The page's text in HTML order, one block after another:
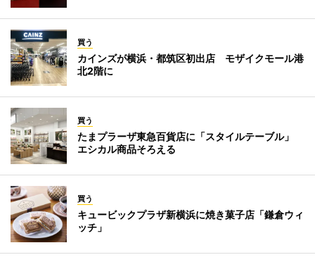
買う
カインズが横浜・都筑区初出店 モザイクモール港
北2階に
買う
たまプラーザ東急百貨店に「スタイルテーブル」
エシカル商品そろえる
買う
キュービックプラザ新横浜に焼き菓子店「鎌倉ウィ
ッチ」